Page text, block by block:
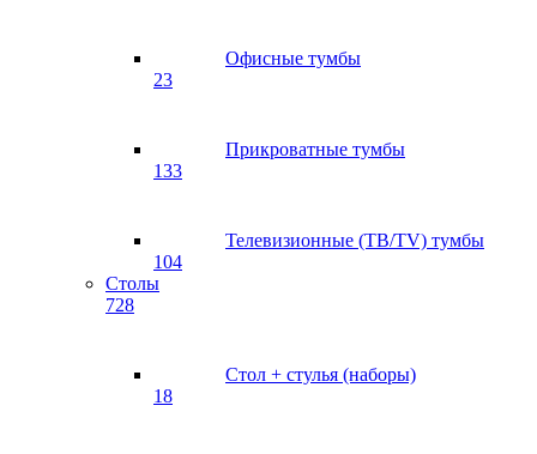
Офисные тумбы
23
Прикроватные тумбы
133
Телевизионные (ТВ/TV) тумбы
104
Столы
728
Стол + стулья (наборы)
18